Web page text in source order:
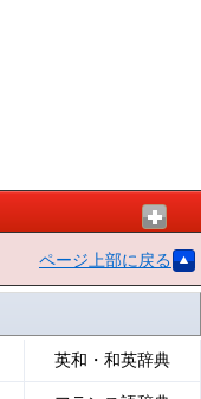
ページ上部に戻る
英和・和英辞典